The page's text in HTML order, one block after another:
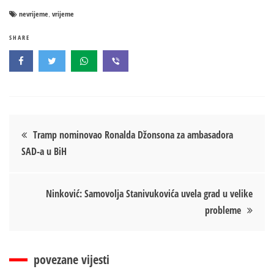
nevrijeme, vrijeme
SHARE
Кретање
чланка
Tramp nominovao Ronalda Džonsona za ambasadora
SAD-a u BiH
Ninković: Samovolja Stanivukovića uvela grad u velike
probleme
povezane vijesti